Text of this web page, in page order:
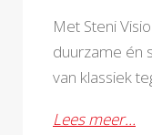
Met Steni
duurzame én
van klassiek
Lees meer…